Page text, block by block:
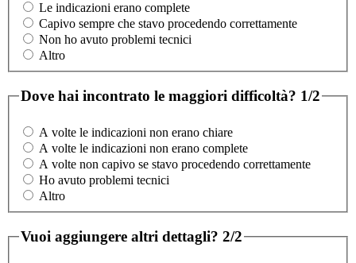
Le indicazioni erano complete
Capivo sempre che stavo procedendo correttamente
Non ho avuto problemi tecnici
Altro
Dove hai incontrato le maggiori difficoltà? 1/2
A volte le indicazioni non erano chiare
A volte le indicazioni non erano complete
A volte non capivo se stavo procedendo correttamente
Ho avuto problemi tecnici
Altro
Vuoi aggiungere altri dettagli? 2/2